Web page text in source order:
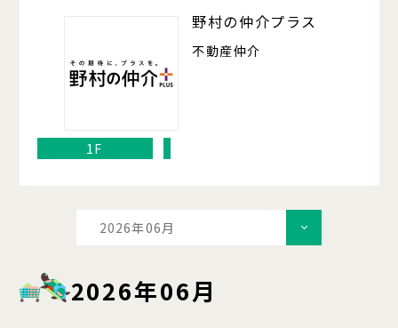
野村の仲介プラス
不動産仲介
1F
2026年06月
2026年06月